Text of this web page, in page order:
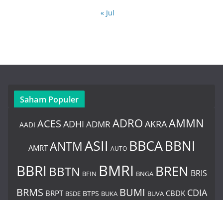
« Jul
Saham Populer
AADI ACES ADHI ADMR ADRO AKRAAMMN
AMRT ANTMASII AUTO BBCABBNI
BBRI BBTN BFIN BMRI BNGA BREN BRIS
BRMS BRPT BSDE BTPS BUKA BUMI BUVA CBDK CDIA